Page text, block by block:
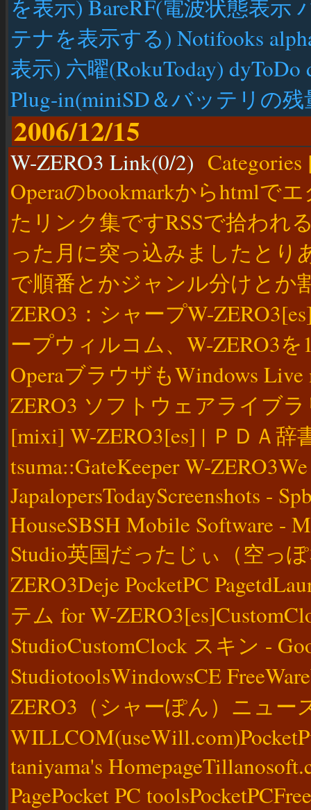
を表示) BareRF(電波状態表示
テナを表示する) Notifooks
表示) 六曜(RokuToday) dyToDo
Plug-in(miniSD＆バッテリの残
2006/12/15
W-ZERO3 Link(0/2) Categories
Operaのbookmarkからhtmlで
たリンク集ですRSSで拾われ
った月に突っ込みましたとり
で順番とかジャンル分けとか
ZERO3：シャープW-
ープウィルコム、W-ZERO3
OperaブラウザもWindows
ZERO3 ソフトウェアライブ
[mixi] W-ZERO3[es] | ＰＤＡ
tsuma::GateKeeper W-
JapalopersTodayScreenshots -
HouseSBSH Mobile Software -
Studio英国だったじぃ（空っ
ZERO3Deje PocketPC
テム for W-
StudioCustomClock スキン -
StudiotoolsWindowsCE
ZERO3（シャーぽん）ニュー
taniyama's
PagePocket PC